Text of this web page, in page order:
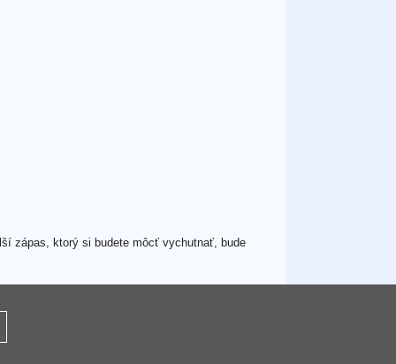
zápas, ktorý si budete môcť vychutnať, bude